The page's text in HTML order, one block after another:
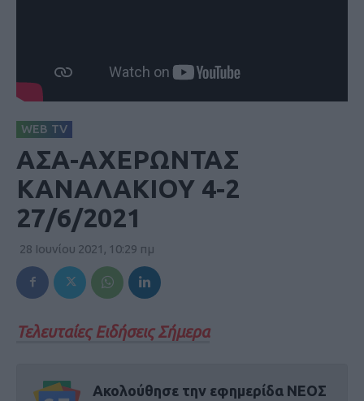
WEB TV
ΑΣΑ-ΑΧΕΡΩΝΤΑΣ
ΚΑΝΑΛΑΚΙΟΥ 4-2
27/6/2021
28 Ιουνίου 2021, 10:29 πμ
Τελευταίες Ειδήσεις Σήμερα
Ακολούθησε την εφημερίδα ΝΕΟΣ